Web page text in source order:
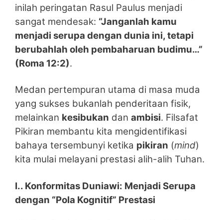
inilah peringatan Rasul Paulus menjadi
sangat mendesak: “Janganlah kamu
menjadi serupa dengan dunia ini, tetapi
berubahlah oleh pembaharuan budimu…”
(Roma 12:2).
Medan pertempuran utama di masa muda
yang sukses bukanlah penderitaan fisik,
melainkan kesibukan dan ambisi. Filsafat
Pikiran membantu kita mengidentifikasi
bahaya tersembunyi ketika pikiran (mind)
kita mulai melayani prestasi alih-alih Tuhan.
I.. Konformitas Duniawi: Menjadi Serupa
dengan “Pola Kognitif” Prestasi